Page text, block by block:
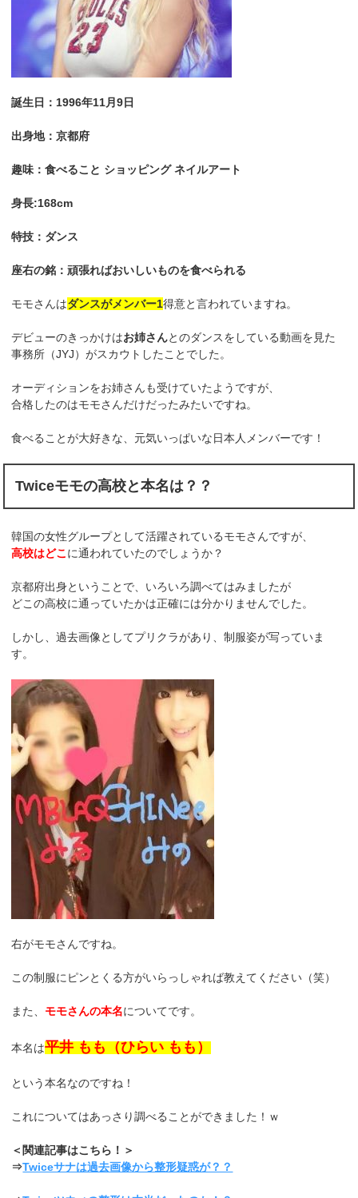
誕生日：1996年11月9日
出身地：京都府
趣味：食べること ショッピング ネイルアート
身長:168cm
特技：ダンス
座右の銘：頑張ればおいしいものを食べられる
モモさんはダンスがメンバー1得意と言われていますね。
デビューのきっかけはお姉さんとのダンスをしている動画を見た
事務所（JYJ）がスカウトしたことでした。
オーディションをお姉さんも受けていたようですが、
合格したのはモモさんだけだったみたいですね。
食べることが大好きな、元気いっぱいな日本人メンバーです！
Twiceモモの高校と本名は？？
韓国の女性グループとして活躍されているモモさんですが、
高校はどこ に通われていたのでしょうか？
京都府出身ということで、いろいろ調べてはみましたが
どこの高校に通っていたかは正確には分かりませんでした。
しかし、過去画像としてプリクラがあり、制服姿が写っていま
す。
右がモモさんですね。
この制服にピンとくる方がいらっしゃれば教えてください（笑）
また、 モモさんの本名についてです。
本名は平井 もも（ひらい もも）
という本名なのですね！
これについてはあっさり調べることができました！ｗ
＜関連記事はこちら！＞
⇒Twiceサナは過去画像から整形疑惑が？？